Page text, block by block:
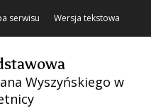
serwisu Wersja tekstowa
Wyszyńskiego w